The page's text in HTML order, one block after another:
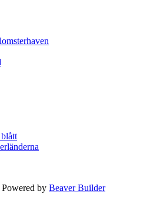
Powered by Beaver Builder